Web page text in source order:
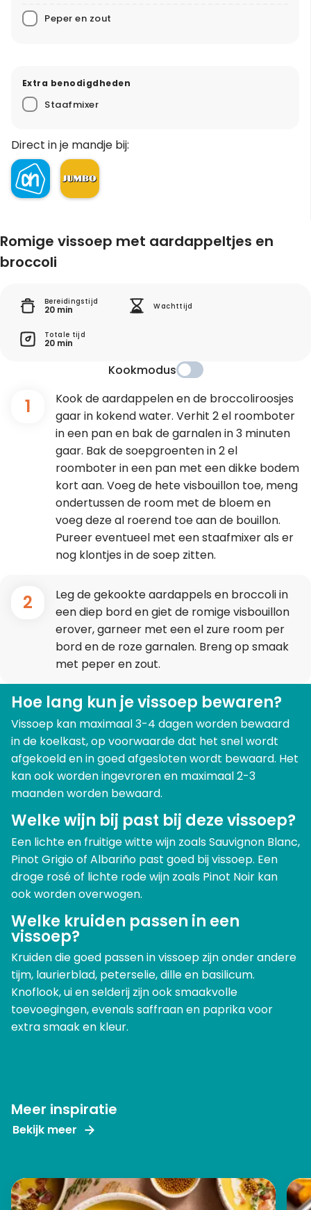
Peper en zout
Extra benodigdheden
Staafmixer
Direct in je mandje bij:
Romige vissoep met aardappeltjes en
broccoli
Bereidingstijd
20 min Wachttijd
Totale tijd
20 min
Kookmodus
1
Kook de aardappelen en de broccoliroosjes
gaar in kokend water. Verhit 2 el roomboter
in een pan en bak de garnalen in 3 minuten
gaar. Bak de soepgroenten in 2 el
roomboter in een pan met een dikke bodem
kort aan. Voeg de hete visbouillon toe, meng
ondertussen de room met de bloem en
voeg deze al roerend toe aan de bouillon.
Pureer eventueel met een staafmixer als er
nog klontjes in de soep zitten.
2
Leg de gekookte aardappels en broccoli in
een diep bord en giet de romige visbouillon
erover, garneer met een el zure room per
bord en de roze garnalen. Breng op smaak
met peper en zout.
Hoe lang kun je vissoep bewaren?
Vissoep kan maximaal 3-4 dagen worden bewaard
in de koelkast, op voorwaarde dat het snel wordt
afgekoeld en in goed afgesloten wordt bewaard. Het
kan ook worden ingevroren en maximaal 2-3
maanden worden bewaard.
Welke wijn bij past bij deze vissoep?
Een lichte en fruitige witte wijn zoals Sauvignon Blanc,
Pinot Grigio of Albariño past goed bij vissoep. Een
droge rosé of lichte rode wijn zoals Pinot Noir kan
ook worden overwogen.
Welke kruiden passen in een
vissoep?
Kruiden die goed passen in vissoep zijn onder andere
tijm, laurierblad, peterselie, dille en basilicum.
Knoflook, ui en selderij zijn ook smaakvolle
toevoegingen, evenals saffraan en paprika voor
extra smaak en kleur.
Meer inspiratie
Bekijk meer